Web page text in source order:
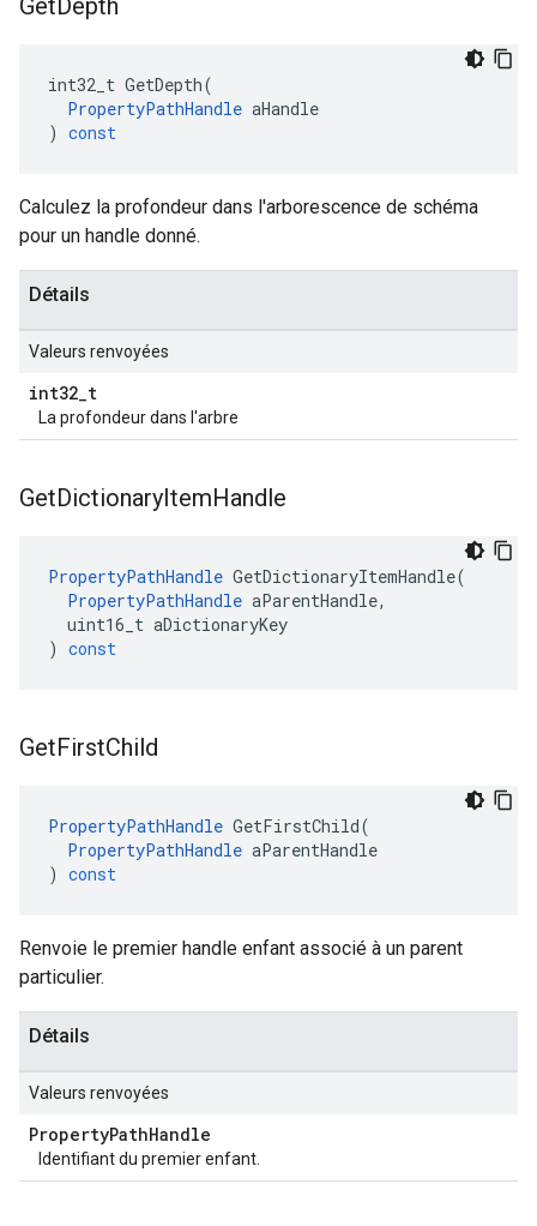
GetDepth
int32_t GetDepth(
PropertyPathHandle aHandle
) const
Calculez la profondeur dans l'arborescence de schéma
pour un handle donné.
Détails
Valeurs renvoyées
int32_t
La profondeur dans l'arbre
GetDictionaryItemHandle
PropertyPathHandle GetDictionaryItemHandle(
PropertyPathHandle aParentHandle,
uint16_t aDictionaryKey
) const
GetFirstChild
PropertyPathHandle GetFirstChild(
PropertyPathHandle aParentHandle
) const
Renvoie le premier handle enfant associé à un parent
particulier.
Détails
Valeurs renvoyées
PropertyPathHandle
Identifiant du premier enfant.